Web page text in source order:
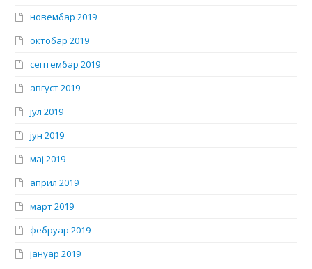
новембар 2019
октобар 2019
септембар 2019
август 2019
јул 2019
јун 2019
мај 2019
април 2019
март 2019
фебруар 2019
јануар 2019